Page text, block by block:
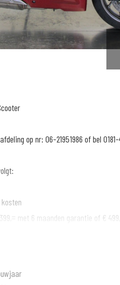
op nr: 06-21951986 of bel
met 6 maanden garantie of €